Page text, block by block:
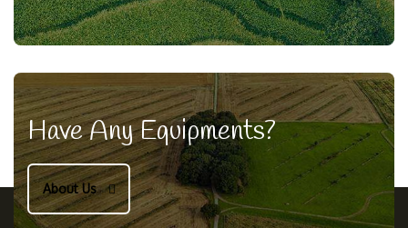
Have Any Equipments?
About Us